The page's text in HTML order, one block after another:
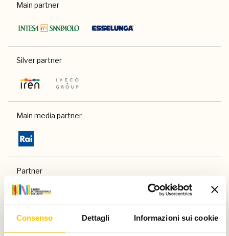
Consenso Dettagli Informazioni sui cookie
Main partner
Silver partner
Main media partner
Partner